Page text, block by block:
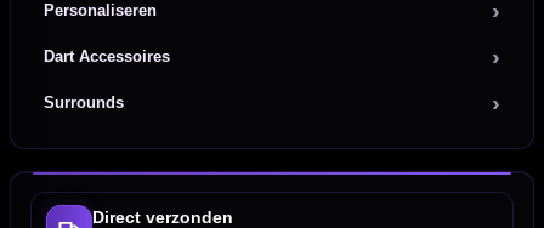
Personaliseren
Dart Accessoires
Surrounds
Direct verzonden